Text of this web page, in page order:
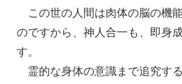
この世の人間は肉体の脳の機
のですから、神人合一も、即身
す。
霊的な身体の意識まで追究する